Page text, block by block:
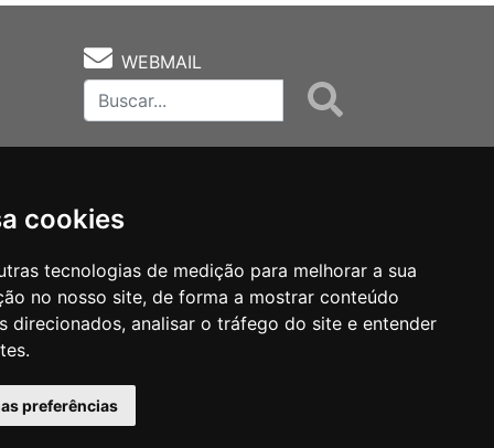
cookies
tecnologias de medição para melhorar a sua
no nosso site, de forma a mostrar conteúdo
direcionados, analisar o tráfego do site e entender
preferências
WEBMAIL
Notas Técnicas Fale Conocsco